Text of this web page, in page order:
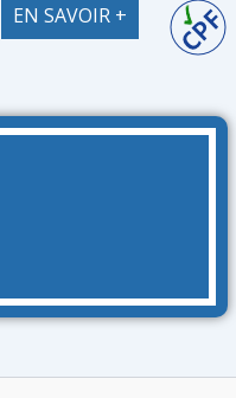
EN SAVOIR +